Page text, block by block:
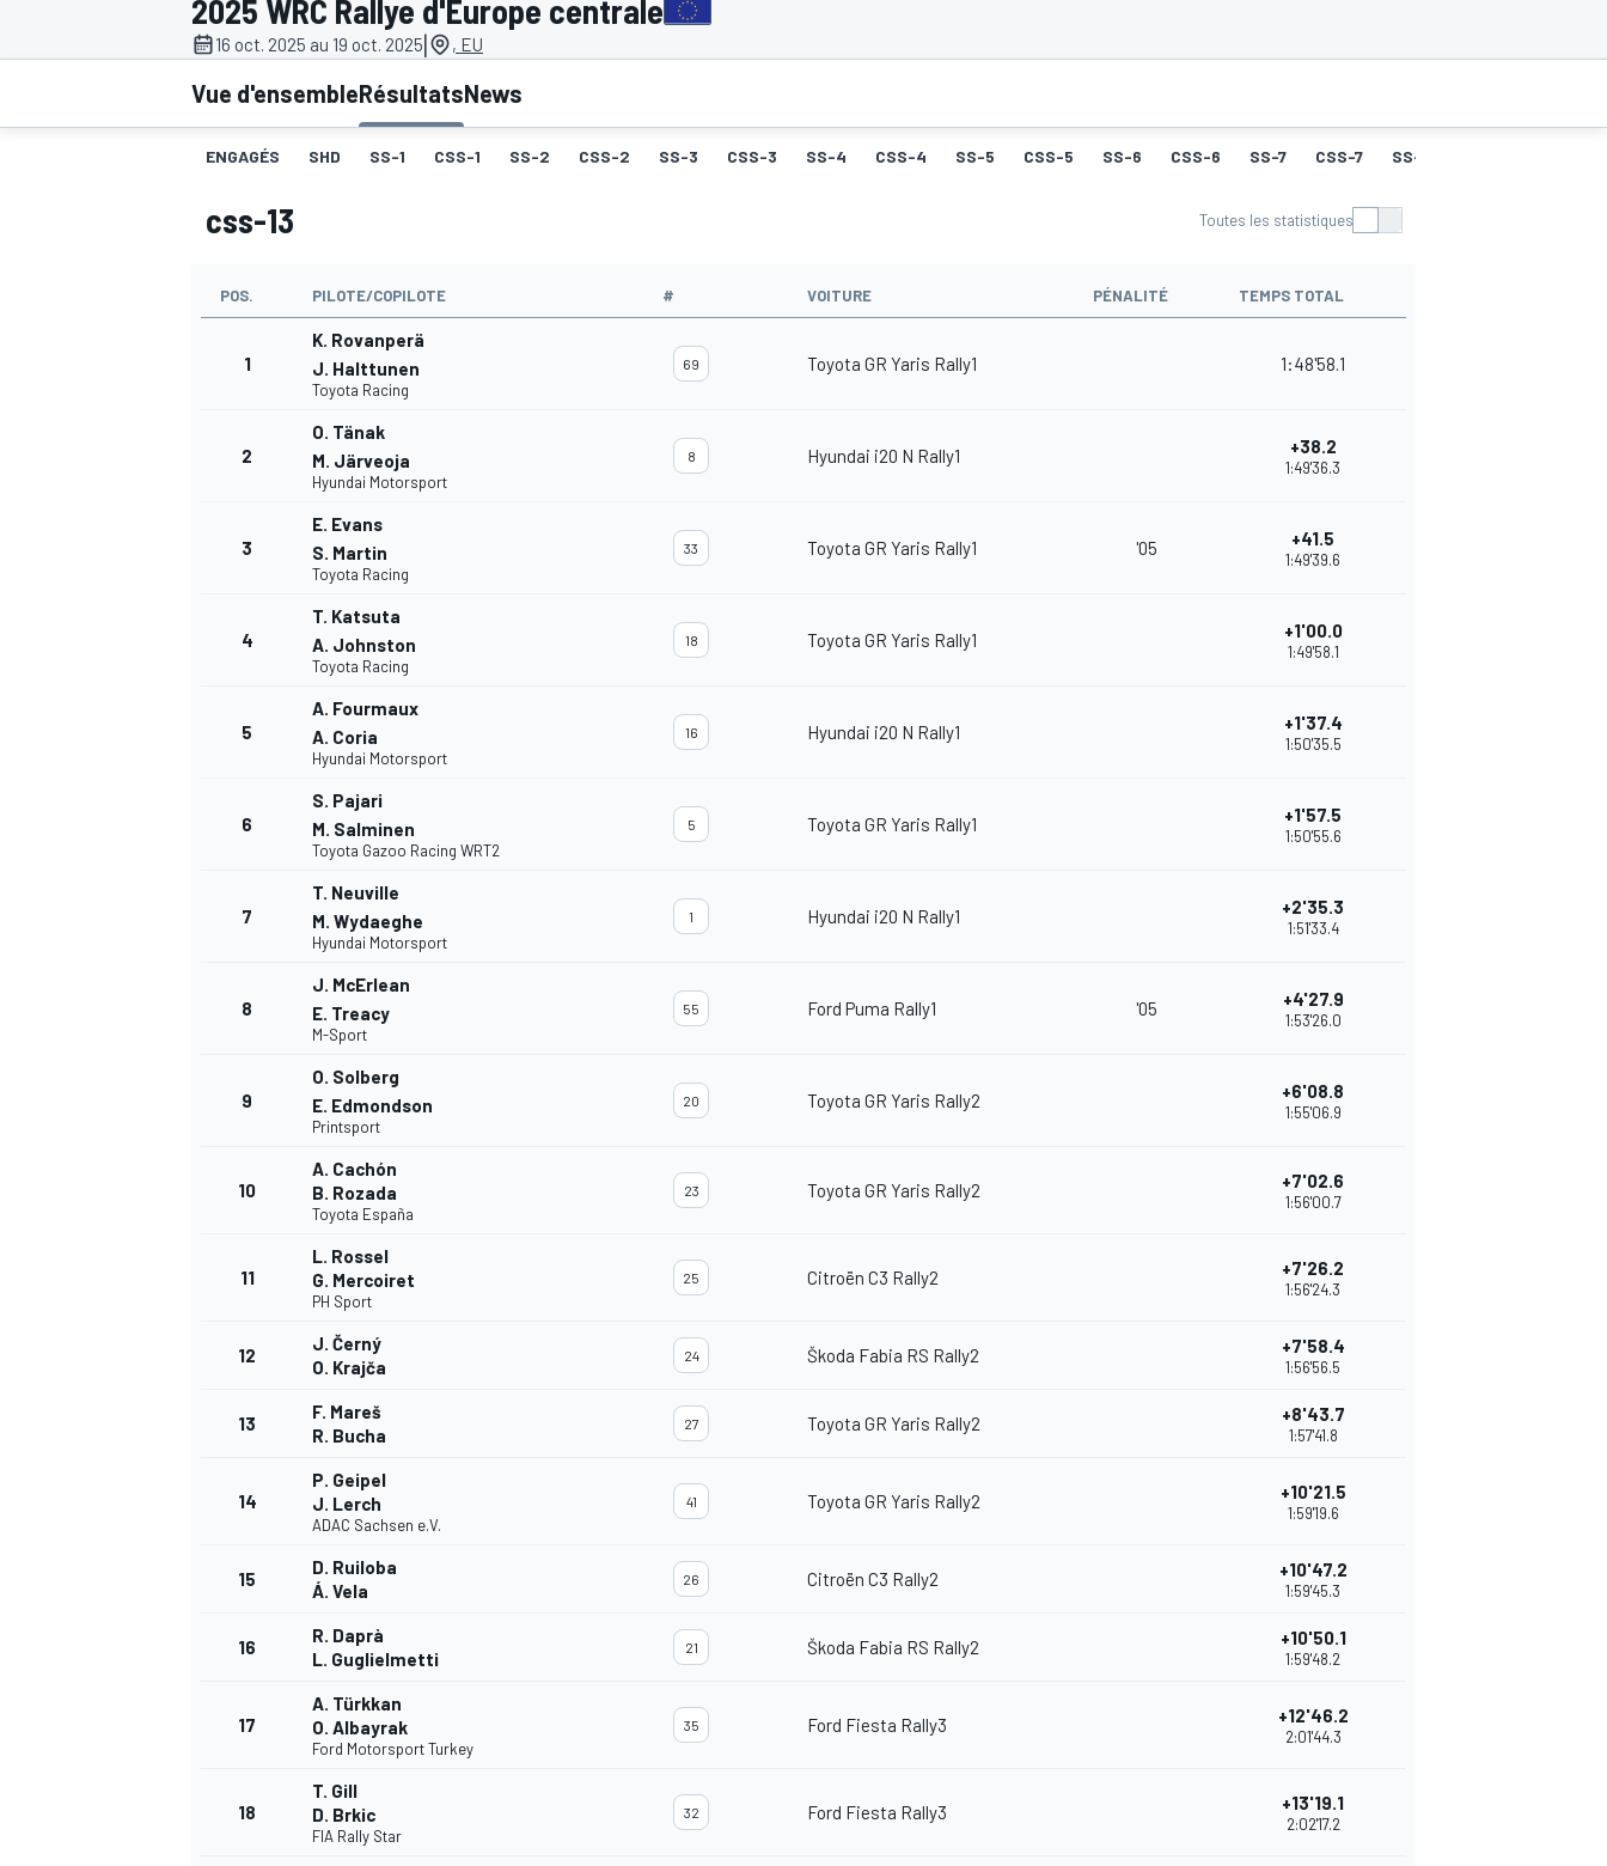
2025 WRC Rallye d'Europe centrale
16 oct. 2025 au 19 oct. 2025| , EU
Vue d'ensembleRésultatsNews
ENGAGÉS SHD SS-1 CSS-1 SS-2 CSS-2 SS-3 CSS-3 SS-4 CSS-4 SS-5 CSS-5 SS-6 CSS-6 SS-7 CSS-7 SS-8
css-13 Toutes les statistiques
POS. PILOTE/COPILOTE # VOITURE PÉNALITÉ TEMPS TOTAL
1
K. Rovanperä
J. Halttunen
Toyota Racing
69 Toyota GR Yaris Rally1 1:48'58.1
2
O. Tänak
M. Järveoja
Hyundai Motorsport
8 Hyundai i20 N Rally1 +38.2
1:49'36.3
3
E. Evans
S. Martin
Toyota Racing
33 Toyota GR Yaris Rally1 '05 +41.5
1:49'39.6
4
T. Katsuta
A. Johnston
Toyota Racing
18 Toyota GR Yaris Rally1 +1'00.0
1:49'58.1
5
A. Fourmaux
A. Coria
Hyundai Motorsport
16 Hyundai i20 N Rally1 +1'37.4
1:50'35.5
6
S. Pajari
M. Salminen
Toyota Gazoo Racing WRT2
5 Toyota GR Yaris Rally1 +1'57.5
1:50'55.6
7
T. Neuville
M. Wydaeghe
Hyundai Motorsport
1 Hyundai i20 N Rally1 +2'35.3
1:51'33.4
8
J. McErlean
E. Treacy
M-Sport
55 Ford Puma Rally1 '05 +4'27.9
1:53'26.0
9
O. Solberg
E. Edmondson
Printsport
20 Toyota GR Yaris Rally2 +6'08.8
1:55'06.9
10
A. Cachón
B. Rozada
Toyota España
23 Toyota GR Yaris Rally2 +7'02.6
1:56'00.7
11
L. Rossel
G. Mercoiret
PH Sport
25 Citroën C3 Rally2 +7'26.2
1:56'24.3
12
J. Černý
O. Krajča
24 Škoda Fabia RS Rally2 +7'58.4
1:56'56.5
13
F. Mareš
R. Bucha
27 Toyota GR Yaris Rally2 +8'43.7
1:57'41.8
14
P. Geipel
J. Lerch
ADAC Sachsen e.V.
41 Toyota GR Yaris Rally2 +10'21.5
1:59'19.6
15
D. Ruiloba
Á. Vela
26 Citroën C3 Rally2 +10'47.2
1:59'45.3
16
R. Daprà
L. Guglielmetti
21 Škoda Fabia RS Rally2 +10'50.1
1:59'48.2
17
A. Türkkan
O. Albayrak
Ford Motorsport Turkey
35 Ford Fiesta Rally3 +12'46.2
2:01'44.3
18
T. Gill
D. Brkic
FIA Rally Star
32 Ford Fiesta Rally3 +13'19.1
2:02'17.2